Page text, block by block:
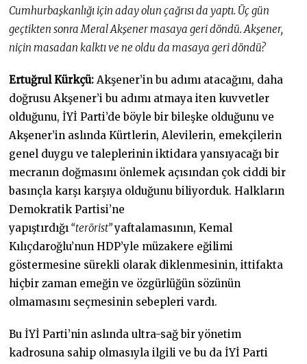
Cumhurbaşkanlığı için aday olun çağrısı da yaptı. Üç gün
geçtikten sonra Meral Akşener masaya geri döndü. Akşener,
niçin masadan kalktı ve ne oldu da masaya geri döndü?
Ertuğrul Kürkçü: Akşener’in bu adımı atacağını, daha
doğrusu Akşener’i bu adımı atmaya iten kuvvetler
olduğunu, İYİ Parti’de böyle bir bileşke olduğunu ve
Akşener’in aslında Kürtlerin, Alevilerin, emekçilerin
genel duygu ve taleplerinin iktidara yansıyacağı bir
mecranın doğmasını önlemek açısından çok ciddi bir
basınçla karşı karşıya olduğunu biliyorduk. Halkların
Demokratik Partisi’ne
yapıştırdığı “terörist”yaftalamasının, Kemal
Kılıçdaroğlu’nun HDP’yle müzakere eğilimi
göstermesine sürekli olarak diklenmesinin, ittifakta
hiçbir zaman emeğin ve özgürlüğün sözünün
olmamasını seçmesinin sebepleri vardı.
Bu İYİ Parti’nin aslında ultra-sağ bir yönetim
kadrosuna sahip olmasıyla ilgili ve bu da İYİ Parti